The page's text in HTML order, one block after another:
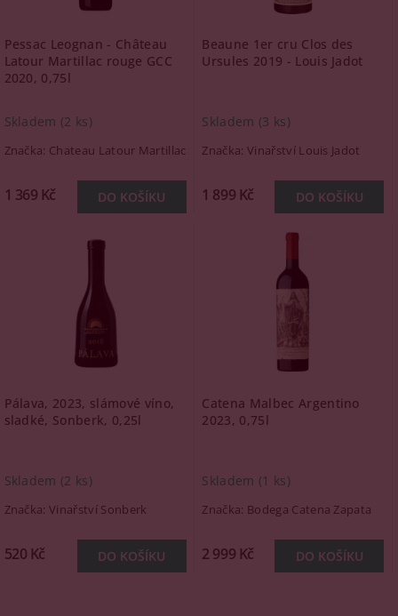
Pessac Leognan - Château
Latour Martillac rouge GCC
2020, 0,75l
Skladem (2 ks)
Značka: Chateau Latour Martillac
1 369 Kč
Beaune 1er cru Clos des
Ursules 2019 - Louis Jadot
Skladem (3 ks)
Značka: Vinařství Louis Jadot
1 899 Kč
Pálava, 2023, slámové víno,
sladké, Sonberk, 0,25l
Skladem (2 ks)
Značka:Vinařství Sonberk
520 Kč
Catena Malbec Argentino
2023, 0,75l
Skladem (1 ks)
Značka: Bodega Catena Zapata
2 999 Kč